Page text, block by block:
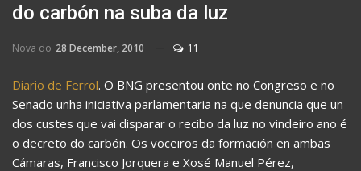
do carbón na suba da luz
Nova do 28 December, 2010 11
Diario de Ferrol. O BNG presentou onte no Congreso e no
Senado unha iniciativa parlamentaria na que denuncia que un
dos custes que vai disparar o recibo da luz no vindeiro ano é
o decreto do carbón. Os voceiros da formación en ambas
Cámaras, Francisco Jorquera e Xosé Manuel Pérez,